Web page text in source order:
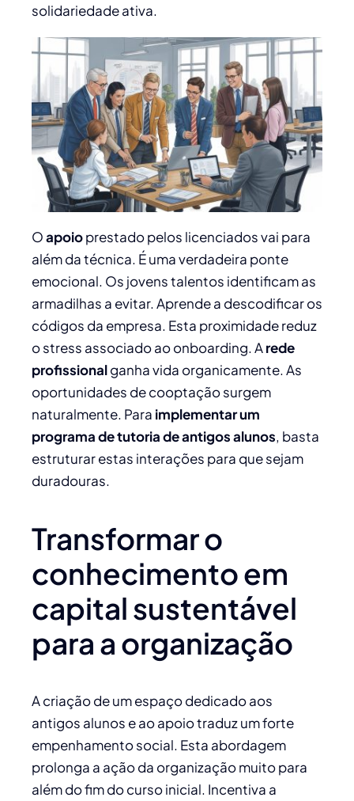
solidariedade ativa.
Oapoioprestado pelos licenciados vai para
além da técnica. É uma verdadeira ponte
emocional. Os jovens talentos identificam as
armadilhas a evitar. Aprende a descodificar os
códigos da empresa. Esta proximidade reduz
o stress associado ao onboarding. Arede
profissionalganha vida organicamente. As
oportunidades de cooptação surgem
naturalmente. Para implementar um
programa de tutoria de antigos alunos, basta
estruturar estas interações para que sejam
duradouras.
Transformar o
conhecimento em
capital sustentável
para a organização
A criação de um espaço dedicado aos
antigos alunos e ao apoio traduz um forte
empenhamento social. Esta abordagem
prolonga a ação da organização muito para
além do fim do curso inicial. Incentiva a